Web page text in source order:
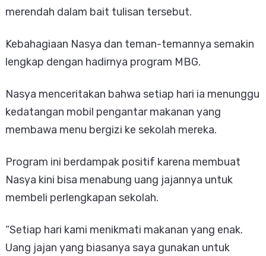
merendah dalam bait tulisan tersebut.
Kebahagiaan Nasya dan teman-temannya semakin
lengkap dengan hadirnya program MBG.
Nasya menceritakan bahwa setiap hari ia menunggu
kedatangan mobil pengantar makanan yang
membawa menu bergizi ke sekolah mereka.
Program ini berdampak positif karena membuat
Nasya kini bisa menabung uang jajannya untuk
membeli perlengkapan sekolah.
“Setiap hari kami menikmati makanan yang enak.
Uang jajan yang biasanya saya gunakan untuk